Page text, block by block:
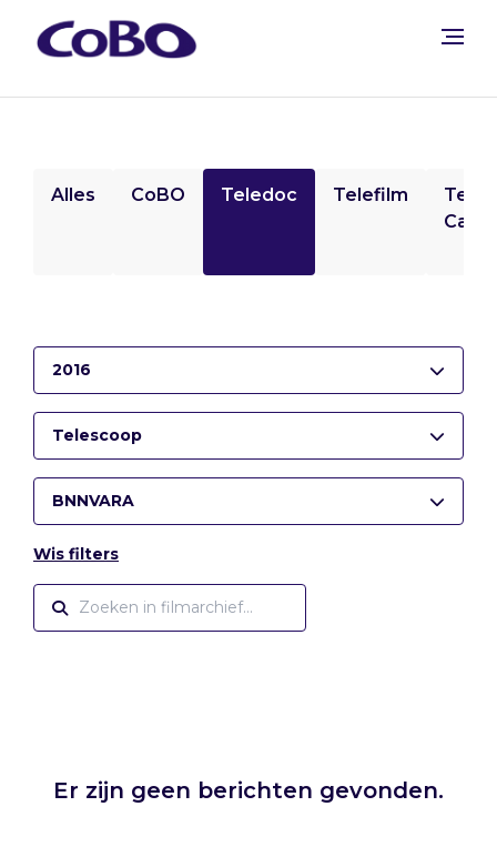
Alles CoBO Teledoc Telefilm
2016
Telescoop
BNNVARA
Wis filters
Er zijn geen berichten gevonden.